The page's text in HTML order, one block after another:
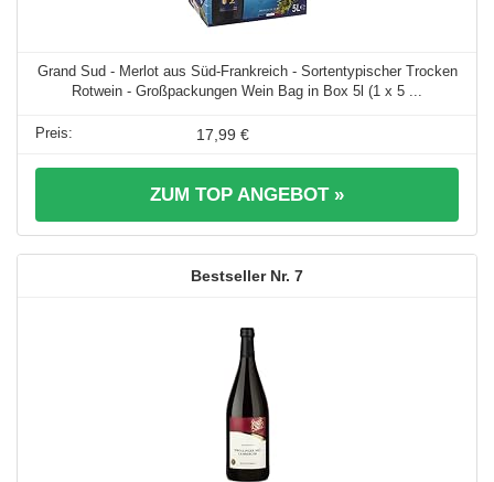
Grand Sud - Merlot aus Süd-Frankreich - Sortentypischer Trocken
Rotwein - Großpackungen Wein Bag in Box 5l (1 x 5 ...
17,99 €
ZUM TOP ANGEBOT »
7